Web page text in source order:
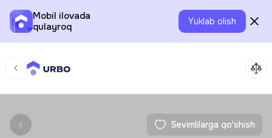
Mobil ilovada
qulayroq
Yuklab olish
Sevimlilarga qo'shish